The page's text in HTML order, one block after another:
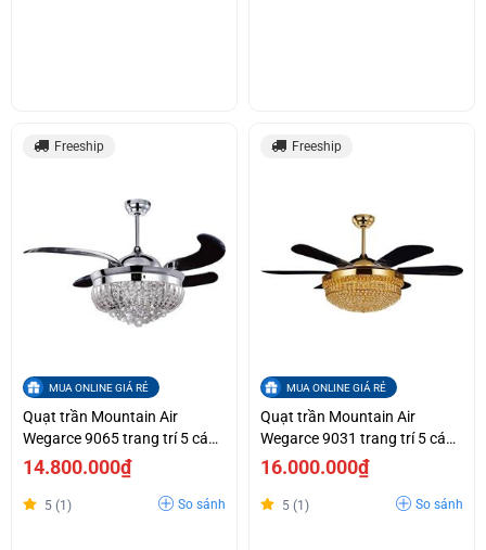
Freeship
MUA ONLINE GIÁ RẺ
Quạt trần Mountain Air
Wegarce 9065 trang trí 5 cánh
nhựa MS trong cụp xòe
14.800.000₫
5 (1) So sánh
Freeship
MUA ONLINE GIÁ RẺ
Quạt trần Mountain Air
Wegarce 9031 trang trí 5 cánh
nhựa MS trong suốt cụp xoè
16.000.000₫
5 (1) So sánh